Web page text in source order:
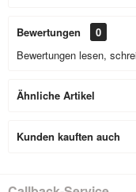
Bewertungen
0
Bewertungen lesen,
Ähnliche Artikel
Kunden kauften auch